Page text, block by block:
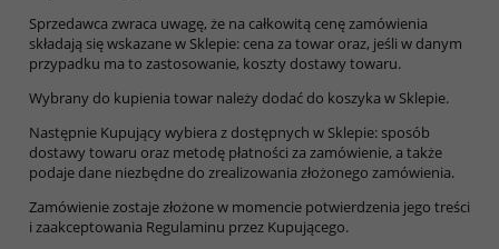
Sprzedawca zwraca uwagę, że na całkowitą cenę zamówienia
składają się wskazane w Sklepie: cena za towar oraz, jeśli w danym
przypadku ma to zastosowanie, koszty dostawy towaru.
Wybrany do kupienia towar należy dodać do koszyka w Sklepie.
Następnie Kupujący wybiera z dostępnych w Sklepie: sposób
dostawy towaru oraz metodę płatności za zamówienie, a także
podaje dane niezbędne do zrealizowania złożonego zamówienia.
Zamówienie zostaje złożone w momencie potwierdzenia jego treści
i zaakceptowania Regulaminu przez Kupującego.